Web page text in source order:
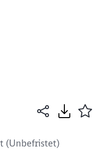
(Unbefristet)